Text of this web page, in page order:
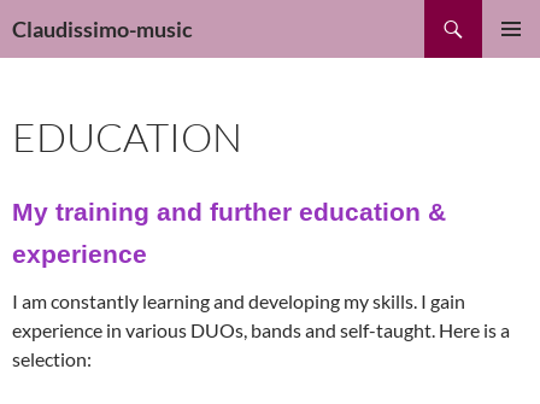
toClaudissimo-music
EDUCATION
My training and further education &
experience
I am constantly learning and developing my skills. I gain
experience in various DUOs, bands and self-taught. Here is a
selection: